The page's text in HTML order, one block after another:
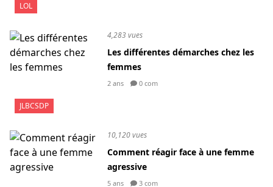
LOL
JLBCSDP
4,283 vues
Les différentes démarches chez les
femmes
2 ans 0 com
10,120 vues
Comment réagir face à une femme
agressive
5 ans 3 com